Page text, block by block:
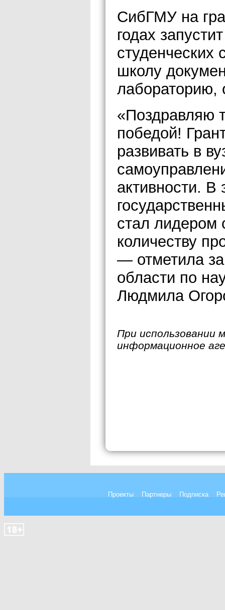
СибГМУ на
годах
школу
лабораторию,
«Поздравляю
победой!
развивать в
активности. В
стал лидером
количеству
— отметила
области по
Людмила
При использовании
информационное
Проекты Партнеры Подписка